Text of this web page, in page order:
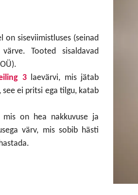
siseviimistluses (seinad
Tooted sisaldavad
3laevärvi, mis jätab
ei pritsi ega tilgu, katab
mis on hea nakkuvuse ja
värv, mis sobib hästi